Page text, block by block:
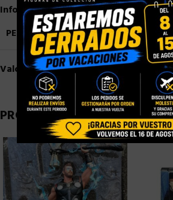
Información adicional
PESO
Valoraciones (0)
PRODUCTOS RELACIONADOS